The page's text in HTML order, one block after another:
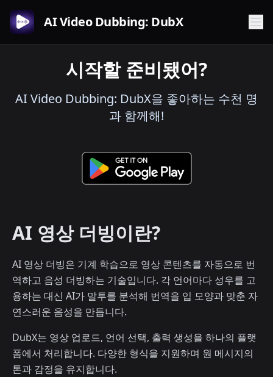
AI Video Dubbing: DubX
시작할 준비됐어?
AI Video Dubbing: DubX을 좋아하는 수천 명
과 함께해!
AI 영상 더빙이란?
AI 영상 더빙은 기계 학습으로 영상 콘텐츠를 자동으로 번
역하고 음성 더빙하는 기술입니다. 각 언어마다 성우를 고
용하는 대신 AI가 말투를 분석해 번역을 입 모양과 맞춘 자
연스러운 음성을 만듭니다.
DubX는 영상 업로드, 언어 선택, 출력 생성을 하나의 플랫
폼에서 처리합니다. 다양한 형식을 지원하며 원 메시지의
톤과 감정을 유지합니다.